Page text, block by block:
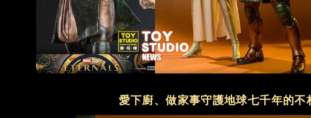
愛下廚、做家事守護地球七千年的不